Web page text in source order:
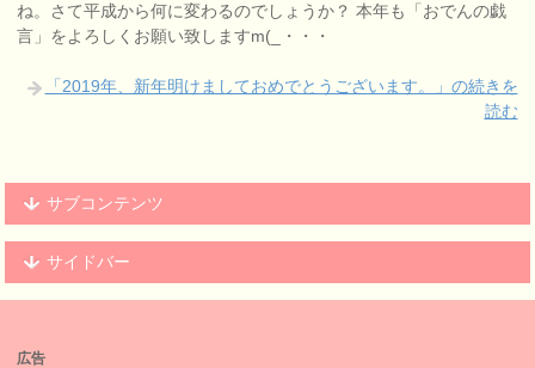
ね。さて平成から何に変わるのでしょうか？ 本年も「おでんの戯
言」をよろしくお願い致しますm(_・・・
「2019年、新年明けましておめでとうございます。」の続きを
読む
サブコンテンツ
サイドバー
広告